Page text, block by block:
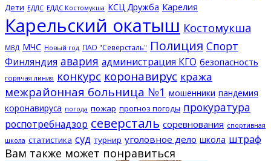
Дети ЕДДС ЕДДС Костомукша КСЦ Дружба Карелия
Карельский окатыш Костомукша
МВД МЧС Новый год ПАО "Северсталь" Полиция Спорт
Финляндия авария администрация КГО безопасность
горячая линия конкурс коронавирус кража
межрайонная больница №1 мошенники пандемия
коронавируса погода пожар прогноз погоды прокуратура
роспотребнадзор северсталь соревнования спортивная
школа статистика суд турнир уголовное дело школа штраф
Вам также может понравиться